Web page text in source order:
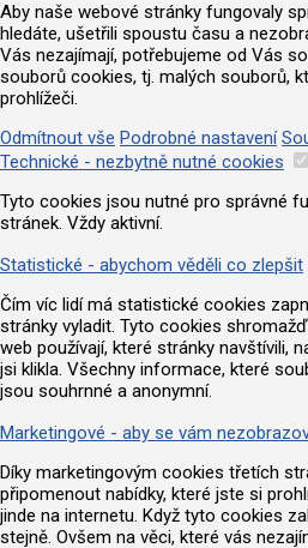
Aby naše webové stránky fungovaly
hledáte, ušetřili spoustu času a
Vás nezajímají, potřebujeme od Vás
souborů cookies, tj. malých souborů,
prohlížeči.
Odmítnout vše Podrobné nastavení
Technické - nezbytně nutné cookies
Tyto cookies jsou nutné pro správné
stránek. Vždy aktivní.
Statistické - abychom věděli co zlepšit
Čím víc lidí má statistické cookies
stránky vyladit. Tyto cookies
web používají, které stránky navštívili,
jsi klikla. Všechny informace, které
jsou souhrnné a anonymní.
Marketingové - aby se vám
Díky marketingovým cookies třetích
připomenout nabídky, které jste si
jinde na internetu. Když tyto cookies
stejně. Ovšem na věci, které vás